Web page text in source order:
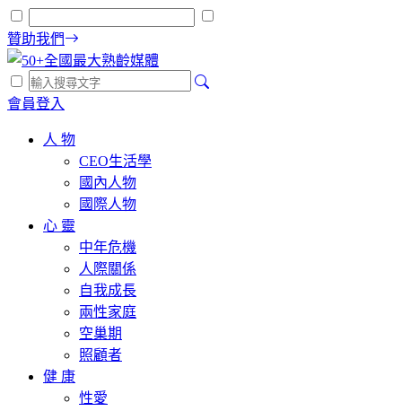
贊助我們
會員登入
人 物
CEO生活學
國內人物
國際人物
心 靈
中年危機
人際關係
自我成長
兩性家庭
空巢期
照顧者
健 康
性愛